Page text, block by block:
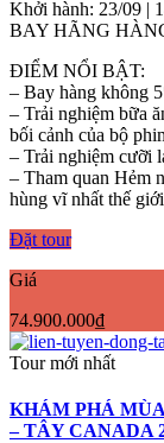
Khởi hành: 23/09 |
BAY HÃNG
ĐIỂM NỔI BẬT:
– Bay hàng không
– Trải nghiệm bữa
bối cảnh của bộ
– Trải nghiệm cưỡi
– Tham quan Hẻm
hùng vĩ nhất thế
Đặt tour
Giá
74.900.000₫
Tour mới nhất
KHÁM PHÁ
– TÂY CANADA